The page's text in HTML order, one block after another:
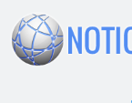
Saltar
contenido